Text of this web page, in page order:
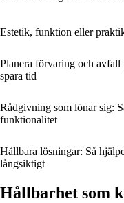
Estetik, funktion eller
Planera förvaring och avfall
spara tid
Rådgivning som lönar sig:
funktionalitet
Hållbara lösningar: Så
långsiktigt
Hållbarhet som